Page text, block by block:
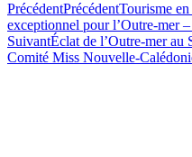
PrécédentPrécédentTourisme
exceptionnel pour l’Outre-mer
SuivantÉclat de l’Outre-mer au
Comité Miss Nouvelle-